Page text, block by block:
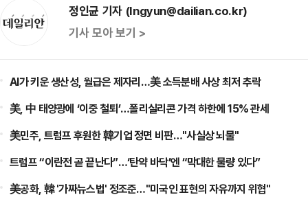
정인균 기자 (Ingyun@dailian.co.kr)
기사 모아 보기 >
AI가 키운 생산성, 월급은 제자리…美 소득분배 사상 최저 추락
美, 中 태양광에 ‘이중 철퇴’…폴리실리콘 가격 하한에 15% 관세
美민주, 트럼프 후원한 韓기업 정면 비판…"사실상 뇌물"
트럼프 “이란전 곧 끝난다”…‘탄약 바닥’엔 “막대한 물량 있다”
美공화, 韓 '가짜뉴스법' 정조준…"미국인 표현의 자유까지 위협"